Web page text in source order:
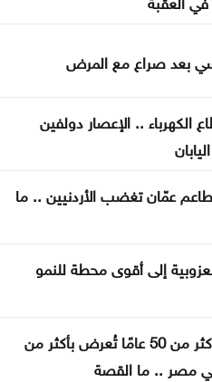
أبيب وواشنطن تتعمق بشأن إنهاء
ونؤجل أي تحرك عسكري
العقبة ستسجل باسم
بعد صراع مع المرض
الكهرباء .. الإعصار دولفين
عمّان تغضب الأردنيين .. ما
إلى أقوى محطة للنمو
سيارة عمرها أكثر من 50 عامًا تُعرض بأكثر من
مصر .. ما القصة